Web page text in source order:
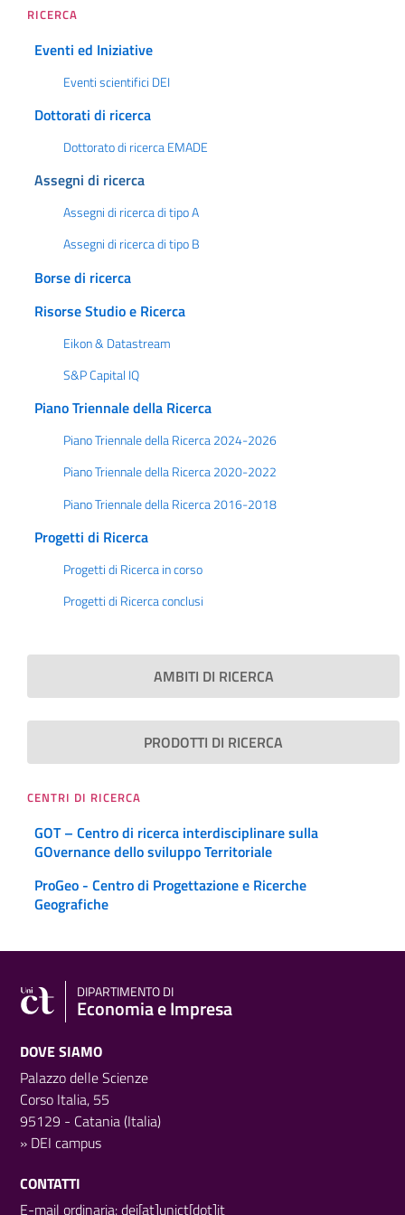
RICERCA
Eventi ed Iniziative
Eventi scientifici DEI
Dottorati di ricerca
Dottorato di ricerca EMADE
Assegni di ricerca
Assegni di ricerca di tipo A
Assegni di ricerca di tipo B
Borse di ricerca
Risorse Studio e Ricerca
Eikon & Datastream
S&P Capital IQ
Piano Triennale della Ricerca
Piano Triennale della Ricerca 2024-2026
Piano Triennale della Ricerca 2020-2022
Piano Triennale della Ricerca 2016-2018
Progetti di Ricerca
Progetti di Ricerca in corso
Progetti di Ricerca conclusi
AMBITI DI RICERCA
PRODOTTI DI RICERCA
CENTRI DI RICERCA
GOT – Centro di ricerca interdisciplinare sulla
GOvernance dello sviluppo Territoriale
ProGeo - Centro di Progettazione e Ricerche
Geografiche
DIPARTIMENTO DI
Economia e Impresa
DOVE SIAMO
Palazzo delle Scienze
Corso Italia, 55
95129 - Catania (Italia)
» DEI campus
CONTATTI
E-mail ordinaria: dei[at]unict[dot]it